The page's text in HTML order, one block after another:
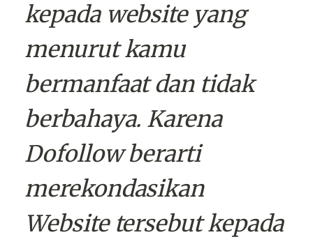
kepada website yang
menurut kamu
bermanfaat dan tidak
berbahaya. Karena
Dofollow berarti
merekondasikan
Website tersebut kepada